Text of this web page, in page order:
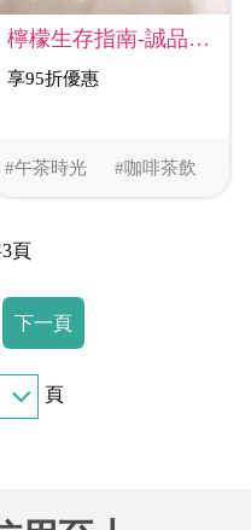
#午茶時光 #咖啡茶飲
檸檬生存指南-誠品松菸創始店
享95折優惠
頁
下一頁
頁